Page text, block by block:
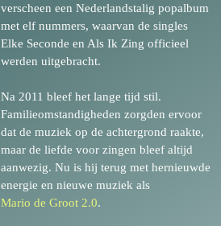
verscheen een Nederlandstalig popalbum
met elf nummers, waarvan de singles
Elke Seconde en Als Ik Zing officieel
werden uitgebracht.
Na 2011 bleef het lange tijd stil.
Familieomstandigheden zorgden ervoor
dat de muziek op de achtergrond raakte,
maar de liefde voor zingen bleef altijd
aanwezig. Nu is hij terug met hernieuwde
energie en nieuwe muziek als
Mario de Groot 2.0.